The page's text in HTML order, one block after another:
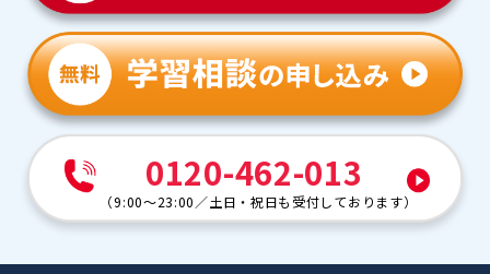
0120-462-013
（9:00～23:00 ／土日・祝日も受付しております）